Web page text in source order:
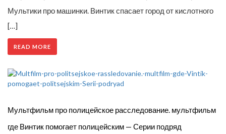
Мультики про машинки. Винтик спасает город от кислотного
[…]
READ MORE
Мультфильм про полицейское расследование. мультфильм
где Винтик помогает полицейским — Серии подряд